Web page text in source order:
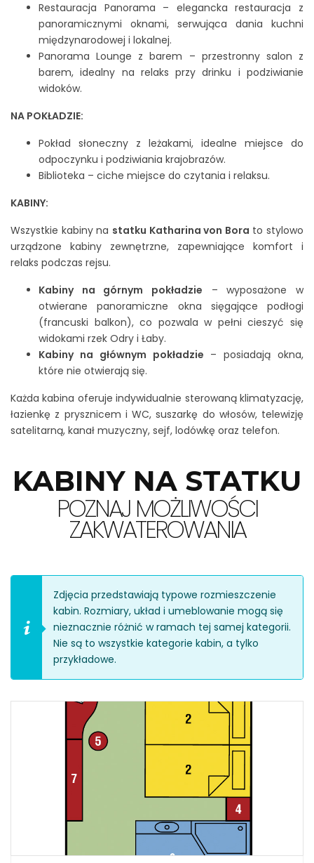
Restauracja Panorama – elegancka restauracja z
panoramicznymi oknami, serwująca dania kuchni
międzynarodowej i lokalnej.
Panorama Lounge z barem – przestronny salon z
barem, idealny na relaks przy drinku i podziwianie
widoków.
NA POKŁADZIE:
Pokład słoneczny z leżakami, idealne miejsce do
odpoczynku i podziwiania krajobrazów.
Biblioteka – ciche miejsce do czytania i relaksu.
KABINY:
Wszystkie kabiny na statku Katharina von Bora to stylowo
urządzone kabiny zewnętrzne, zapewniające komfort i
relaks podczas rejsu.
Kabiny na górnym pokładzie – wyposażone w
otwierane panoramiczne okna sięgające podłogi
(francuski balkon), co pozwala w pełni cieszyć się
widokami rzek Odry i Łaby.
Kabiny na głównym pokładzie – posiadają okna,
które nie otwierają się.
Każda kabina oferuje indywidualnie sterowaną klimatyzację,
łazienkę z prysznicem i WC, suszarkę do włosów, telewizję
satelitarną, kanał muzyczny, sejf, lodówkę oraz telefon.
KABINY NA STATKU
POZNAJ MOŻLIWOŚCI
ZAKWATEROWANIA
Zdjęcia przedstawiają typowe rozmieszczenie
kabin. Rozmiary, układ i umeblowanie mogą się
nieznacznie różnić w ramach tej samej kategorii.
Nie są to wszystkie kategorie kabin, a tylko
przykładowe.